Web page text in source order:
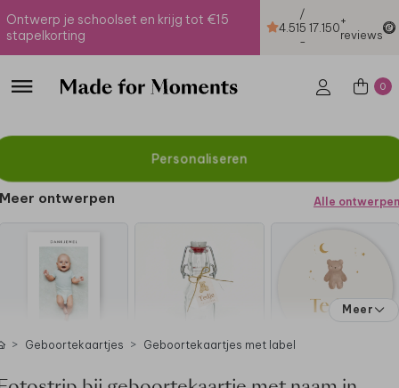
Ontwerp je schoolset en krijg tot €15
stapelkorting
4.51
/
5
-
17.150+
reviews
0
Personaliseren
Meer ontwerpen Alle ontwerpen
Meer
Geboortekaartjes Geboortekaartjes met label